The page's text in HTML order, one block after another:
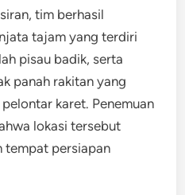
tim berhasil
tajam yang terdiri
pisau badik, serta
panah rakitan yang
karet. Penemuan
lokasi tersebut
tempat persiapan